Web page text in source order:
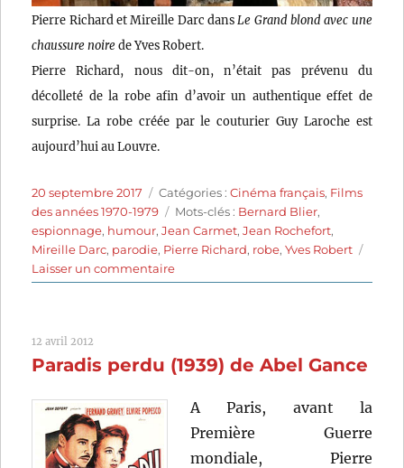
Pierre Richard et Mireille Darc dansLe Grand blond avec une
chaussure noirede Yves Robert.
Pierre Richard, nous dit-on, n’était pas prévenu du
décolleté de la robe afin d’avoir un authentique effet de
surprise. La robe créée par le couturier Guy Laroche est
aujourd’hui au Louvre.
Publié
le
20 septembre 2017 Catégories
Catégories :Cinéma français, Films
des années 1970-1979
Étiquettes
Mots-clés : Bernard Blier,
espionnage, humour,Jean Carmet,Jean Rochefort,
Mireille Darc, parodie, Pierre Richard, robe,Yves Robert
Laisser un commentairesur
Le
une
noire
Yves
12 avril 2012
Paradis perdu (1939) de Abel Gance
A Paris, avant la
Première Guerre
mondiale, Pierre